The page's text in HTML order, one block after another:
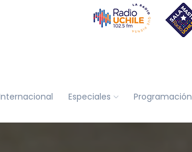
Especiales Programación